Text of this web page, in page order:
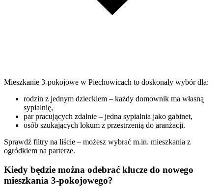
Mieszkanie 3-pokojowe w Piechowicach to doskonały wybór dla:
rodzin z jednym dzieckiem – każdy domownik ma własną
sypialnię,
par pracujących zdalnie – jedna sypialnia jako gabinet,
osób szukających lokum z przestrzenią do aranżacji.
Sprawdź filtry na liście – możesz wybrać m.in. mieszkania z
ogródkiem na parterze.
Kiedy będzie można odebrać klucze do nowego
mieszkania 3-pokojowego?